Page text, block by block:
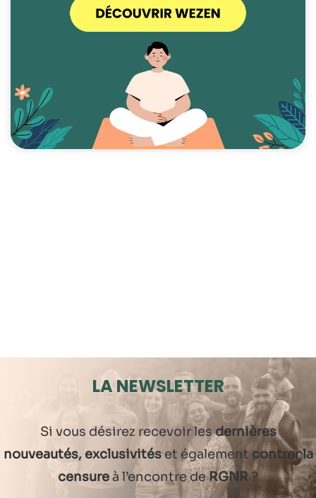
LA NEWSLETTER
Si vous désirez recevoir lesdernières
nouveautés, exclusivitéset également contrer la
censureà l’encontre deRGNR?